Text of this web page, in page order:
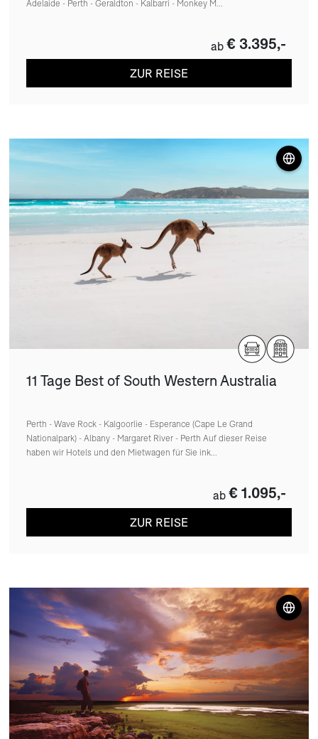
Adelaide - Perth - Geraldton - Kalbarri - Monkey M...
ab € 3.395,-
ZUR REISE
11 Tage Best of South Western Australia
Perth - Wave Rock - Kalgoorlie - Esperance (Cape Le Grand
Nationalpark) - Albany - Margaret River - Perth Auf dieser Reise
haben wir Hotels und den Mietwagen für Sie ink...
ab € 1.095,-
ZUR REISE